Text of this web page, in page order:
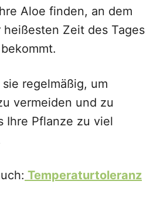
Aloe finden, an dem
Zeit des Tages
regelmäßig, um
vermeiden und zu
Ihre Pflanze zu viel
Temperaturtoleranz